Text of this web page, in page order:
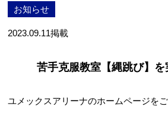
お知らせ
2023.09.11掲載
苦手克服教室【縄跳び】
ユメックスアリーナのホームページを